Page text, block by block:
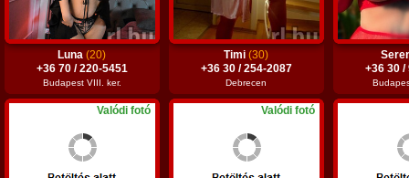
Luna(20)
+36 70 / 220-5451
Budapest VIII. ker.
Timi(30)
+36 30 / 254-2087
Debrecen
+36 30 /
Valódi fotó Valódi fotó